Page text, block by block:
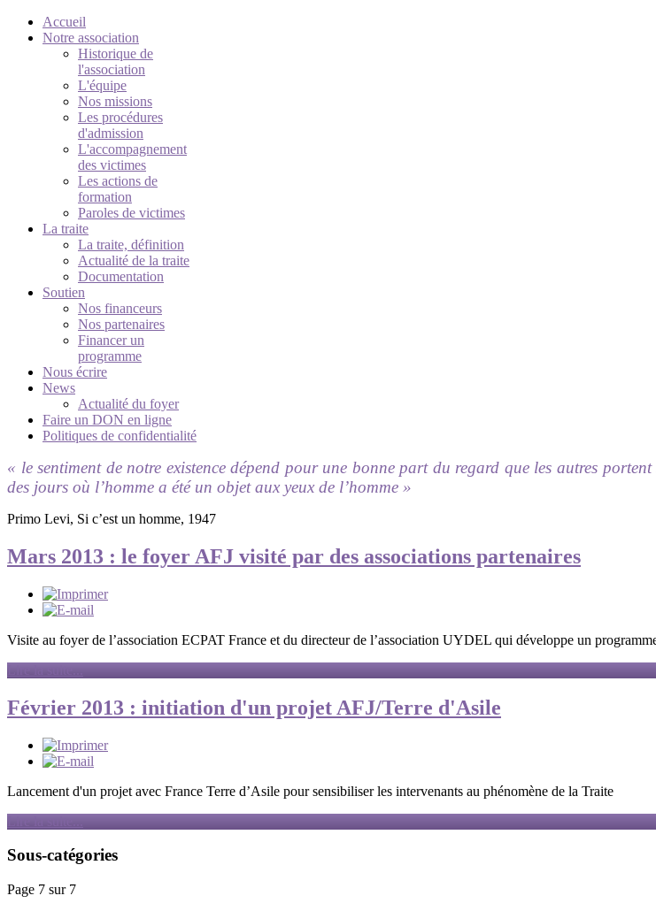
Accueil
Notre association
Historique de
l'association
L'équipe
Nos missions
Les procédures
d'admission
L'accompagnement
des victimes
Les actions de
formation
Paroles de victimes
La traite
La traite, définition
Actualité de la traite
Documentation
Soutien
Nos financeurs
Nos partenaires
Financer un
programme
Nous écrire
News
Actualité du foyer
Faire un DON en ligne
Politiques de confidentialité
« le sentiment de notre existence dépend pour une bonne part du regard que les autres
des jours où l’homme a été un objet aux yeux de l’homme »
Primo Levi, Si c’est un homme, 1947
Mars 2013 : le foyer AFJ visité par des associations partenaires
Visite au foyer de l’association ECPAT France et du directeur de l’association UYDEL qui développe un
Février 2013 : initiation d'un projet AFJ/Terre d'Asile
Lancement d'un projet avec France Terre d’Asile pour sensibiliser les intervenants au phénomène de la Traite
Sous-catégories
Page 7 sur 7